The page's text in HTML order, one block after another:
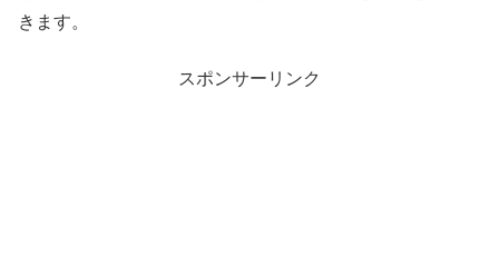
きます。
スポンサーリンク